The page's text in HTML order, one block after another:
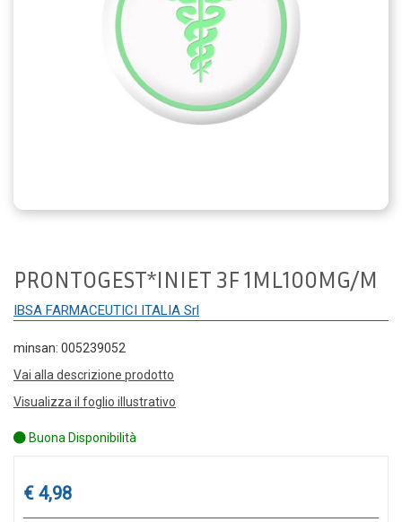
PRONTOGEST*INIET 3F 1ML100MG/M
IBSA FARMACEUTICI ITALIA Srl
minsan: 005239052
Vai alla descrizione prodotto
Visualizza il foglio illustrativo
Buona Disponibilità
Prezzo
€ 4,98